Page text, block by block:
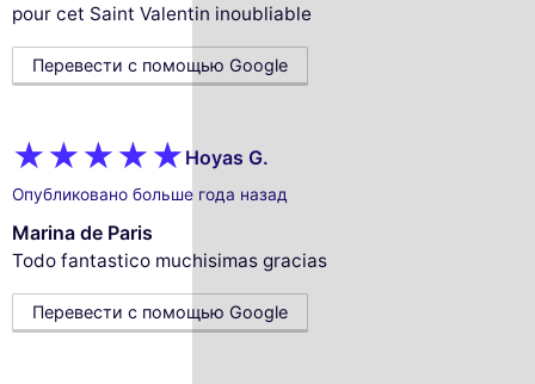
pour cet Saint Valentin inoubliable
Перевести с помощью Google
Hoyas G.
Опубликовано больше года назад
Marina de Paris
Todo fantastico muchisimas gracias
Перевести с помощью Google